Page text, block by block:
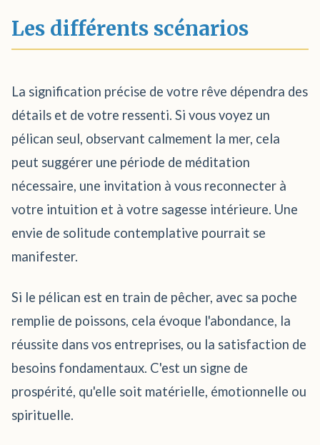
Les différents scénarios
La signification précise de votre rêve dépendra des
détails et de votre ressenti. Si vous voyez un
pélican seul, observant calmement la mer, cela
peut suggérer une période de méditation
nécessaire, une invitation à vous reconnecter à
votre intuition et à votre sagesse intérieure. Une
envie de solitude contemplative pourrait se
manifester.
Si le pélican est en train de pêcher, avec sa poche
remplie de poissons, cela évoque l'abondance, la
réussite dans vos entreprises, ou la satisfaction de
besoins fondamentaux. C'est un signe de
prospérité, qu'elle soit matérielle, émotionnelle ou
spirituelle.